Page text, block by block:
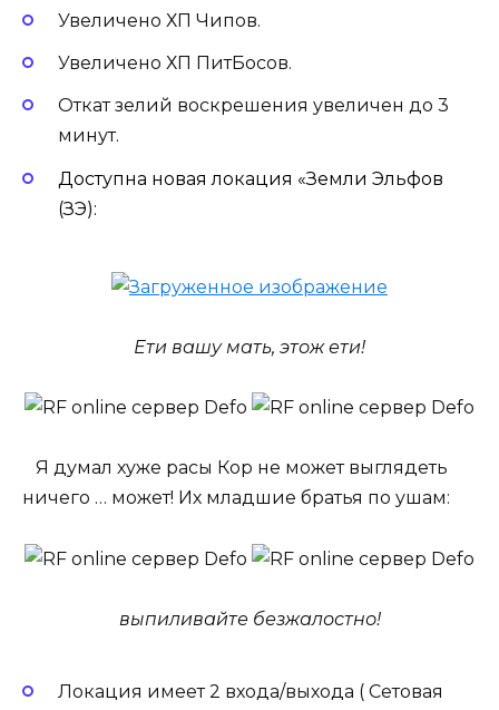
Увеличено ХП Чипов.
Увеличено ХП ПитБосов.
Откат зелий воскрешения увеличен до 3
минут.
Доступна новая локация «Земли Эльфов
(ЗЭ):
Ети вашу мать, этож ети!
Я думал хуже расы Кор не может выглядеть
ничего … может! Их младшие братья по ушам:
выпиливайте безжалостно!
Локация имеет 2 входа/выхода ( Сетовая